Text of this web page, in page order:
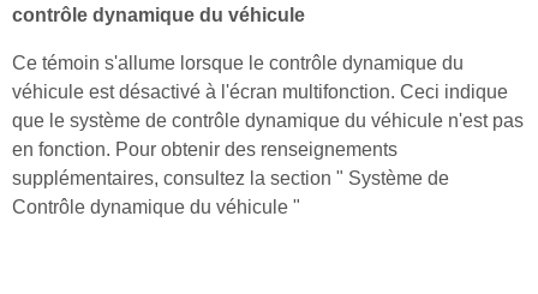
contrôle dynamique du véhicule
Ce témoin s'allume lorsque le contrôle dynamique du
véhicule est désactivé à l'écran multifonction. Ceci indique
que le système de contrôle dynamique du véhicule n'est pas
en fonction. Pour obtenir des renseignements
supplémentaires, consultez la section " Système de
Contrôle dynamique du véhicule "